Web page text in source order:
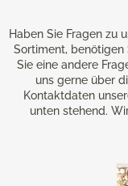
Haben Sie Fragen zu
Sortiment,
Sie eine andere
uns gerne über
Kontaktdaten
unten stehend.